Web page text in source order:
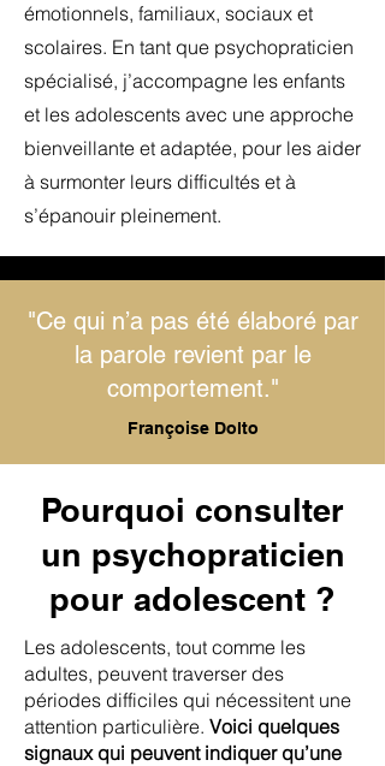
émotionnels, familiaux, sociaux et
scolaires. En tant que psychopraticien
spécialisé, j’accompagne les enfants
et les adolescents avec une approche
bienveillante et adaptée, pour les aider
à surmonter leurs difficultés et à
s’épanouir pleinement.
"Ce qui n’a pas été élaboré par
la parole revient par le
comportement."
Françoise Dolto
Pourquoi consulter
un psychopraticien
pour adolescent ?
Les adolescents, tout comme les
adultes, peuvent traverser des
périodes difficiles qui nécessitent une
attention particulière. Voici quelques
signaux qui peuvent indiquer qu’une